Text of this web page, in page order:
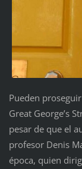
Pueden
Great George’s
pesar de que el
profesor Denis
época, quien